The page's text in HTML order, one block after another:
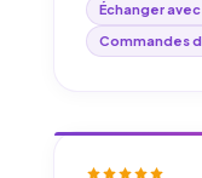
Échanger
Commandes